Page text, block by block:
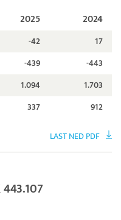
2025 2024
-42
17
-439
-443
1.094
1.703
337 912
LAST NED PDF